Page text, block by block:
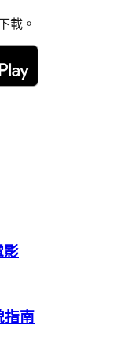
載。
影
指南